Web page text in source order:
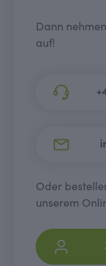
Dann
auf!
Oder
unserem